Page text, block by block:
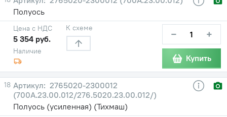
Полуось
Наличие
Цена с НДС
5 354 руб.
К схеме − +
Купить
18
2765020-2300012
(700А.23.00.012/276.5020.23.00.012/)
Полуось (усиленная) (Тихмаш)